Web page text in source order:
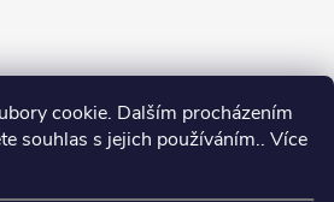
cookie. Dalším procházením
souhlas s jejich používáním.. Více